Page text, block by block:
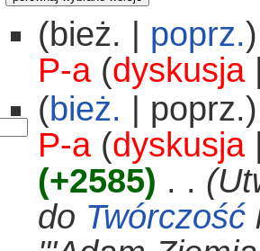
(bież. | poprz.)
P-a (dyskusja
(bież. | poprz.)
P-a (dyskusja
(+2585) . .
do Twórczość